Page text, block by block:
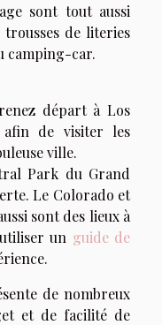
sont tout aussi
de literies
camping-car.
départ à Los
afin de visiter les
ville.
Park du Grand
Le Colorado et
sont des lieux à
un guide de
de nombreux
et de facilité de